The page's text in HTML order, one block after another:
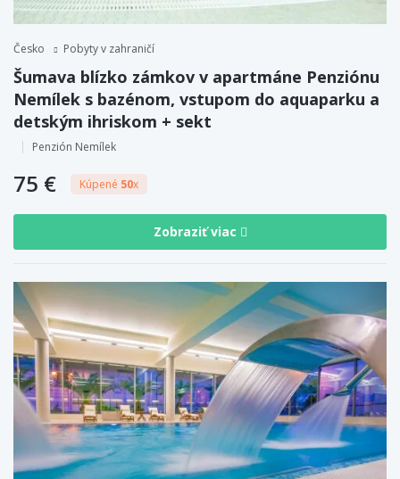
Česko Pobyty v zahraničí
Šumava blízko zámkov v apartmáne Penziónu
Nemílek s bazénom, vstupom do aquaparku a
detským ihriskom + sekt
Penzión Nemílek
75 € Kúpené 50x
Zobraziť viac